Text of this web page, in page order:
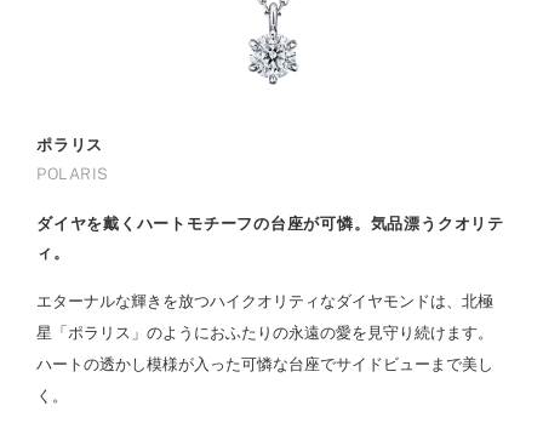
ポラリス
POLARIS
ダイヤを戴くハートモチーフの台座が可憐。気品漂うクオリテ
ィ。
エターナルな輝きを放つハイクオリティなダイヤモンドは、北極
星「ポラリス」のようにおふたりの永遠の愛を見守り続けます。
ハートの透かし模様が入った可憐な台座でサイドビューまで美し
く。